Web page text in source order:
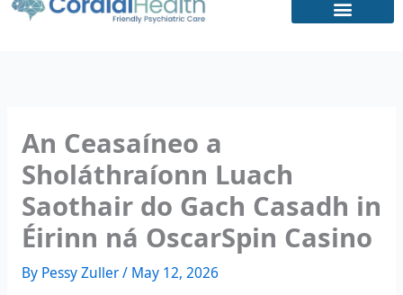
An Ceasaíneo a
Sholáthraíonn Luach
Saothair do Gach Casadh in
Éirinn ná OscarSpin Casino
By Pessy Zuller/ May 12, 2026